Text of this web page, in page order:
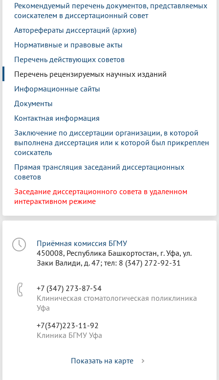
Рекомендуемый перечень документов, представляемых
соискателем в диссертационный совет
Авторефераты диссертаций (архив)
Нормативные и правовые акты
Перечень действующих советов
Перечень рецензируемых научных изданий
Информационные сайты
Документы
Контактная информация
Заключение по диссертации организации, в которой
выполнена диссертация или к которой был прикреплен
соискатель
Прямая трансляция заседаний диссертационных
советов
Заседание диссертационного совета в удаленном
интерактивном режиме
Приёмная комиссия БГМУ
450008, Республика Башкортостан, г. Уфа, ул.
Заки Валиди, д. 47; тел: 8 (347) 272-92-31
+7 (347) 273-87-54
Клиническая стоматологическая поликлиника
Уфа
+7(347)223-11-92
Клиника БГМУ Уфа
Показать на карте